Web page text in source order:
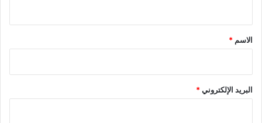
*
الاسم *
البريد الإلكتروني*